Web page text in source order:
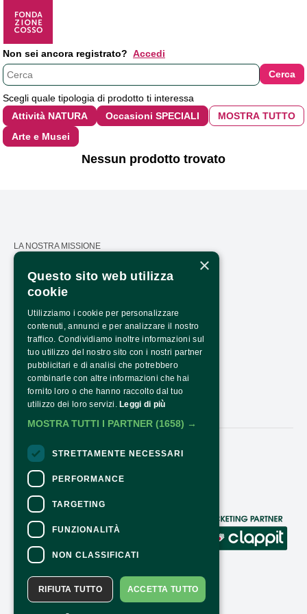
Non sei ancora registrato? Accedi
Scegli quale tipologia di prodotto ti interessa
Nessun prodotto trovato
LA NOSTRA MISSIONE
PRESS AREA
TRASPARENZA
PTRASPARENZA NRR - NEXTGENERATIONEU
COME ARRIVARE
ORARI E COSTI
CONTATTI
Seguici:
CONTATTI
Per informazioni e supporto all'acquisto
della biglietteria
Per informazioni sul programma e
l'evento, rivolgersi all'
organizzatore
Dichiarazione di accessibilità
×
Questo sito web utilizza
cookie
Utilizziamo i cookie per personalizzare
contenuti, annunci e per analizzare il nostro
traffico. Condividiamo inoltre informazioni sul
tuo utilizzo del nostro sito con i nostri partner
pubblicitari e di analisi che potrebbero
combinarle con altre informazioni che hai
fornito loro o che hanno raccolto dal tuo
utilizzo dei loro servizi. Leggi di più
MOSTRA TUTTI I PARTNER (1658) →
STRETTAMENTE NECESSARI
PERFORMANCE
TARGETING
FUNZIONALITÀ
NON CLASSIFICATI
ACCETTA TUTTO
RIFIUTA TUTTO